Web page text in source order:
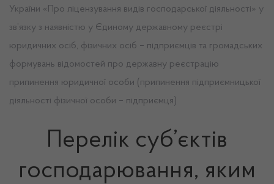
України «Про ліцензування видів господарської діяльності» у
зв’язку з наявністю у Єдиному державному реєстрі
юридичних осіб, фізичних осіб – підприємців та громадських
формувань відомостей про державну реєстрацію
припинення юридичної особи (припинення підприємницької
діяльності фізичної особи – підприємця)
Перелік суб’єктів
господарювання, яким